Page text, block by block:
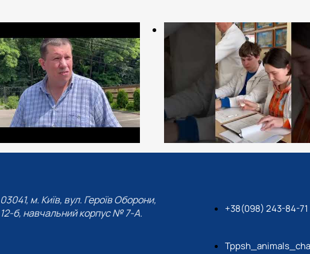
03041, м. Київ, вул. Героїв Оборони,
12-б, навчальний корпус № 7-А.
+38(098) 243-84-71